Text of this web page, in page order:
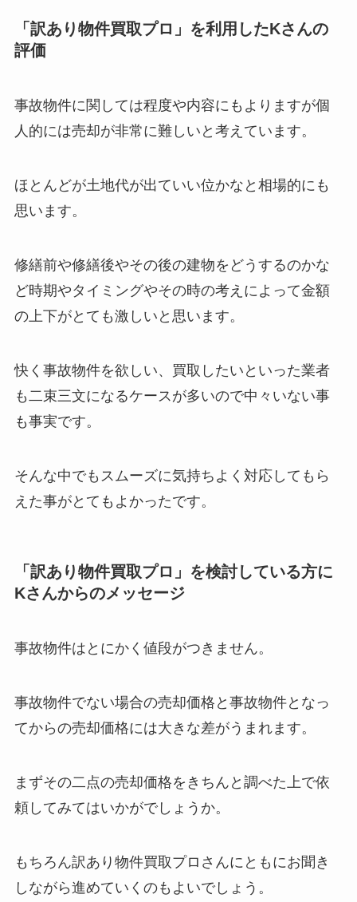
「訳あり物件買取プロ」を利用したKさんの
評価
事故物件に関しては程度や内容にもよりますが個
人的には売却が非常に難しいと考えています。
ほとんどが土地代が出ていい位かなと相場的にも
思います。
修繕前や修繕後やその後の建物をどうするのかな
ど時期やタイミングやその時の考えによって金額
の上下がとても激しいと思います。
快く事故物件を欲しい、買取したいといった業者
も二束三文になるケースが多いので中々いない事
も事実です。
そんな中でもスムーズに気持ちよく対応してもら
えた事がとてもよかったです。
「訳あり物件買取プロ」を検討している方に
Kさんからのメッセージ
事故物件はとにかく値段がつきません。
事故物件でない場合の売却価格と事故物件となっ
てからの売却価格には大きな差がうまれます。
まずその二点の売却価格をきちんと調べた上で依
頼してみてはいかがでしょうか。
もちろん訳あり物件買取プロさんにともにお聞き
しながら進めていくのもよいでしょう。